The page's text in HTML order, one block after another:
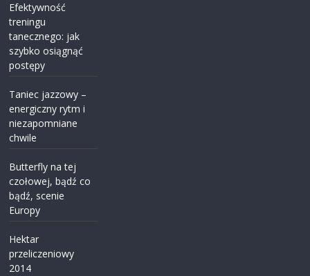
Efektywność
treningu
tanecznego: jak
szybko osiągnąć
postępy
Taniec jazzowy –
energiczny rytm i
niezapomniane
chwile
Butterfly na tej
czołowej, bądź co
bądź, scenie
Europy
Hektar
przeliczeniowy
2014